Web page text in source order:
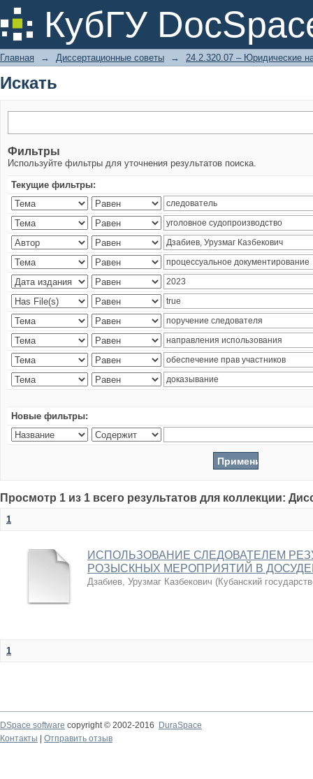
КубГУ
Искать
Главная → Диссертационные советы → 24.2.320.07 – Юридические
Искать
Фильтры
Используйте фильтры для уточнения результатов поиска.
Текущие фильтры:
Новые фильтры:
Просмотр 1 из 1 всего результатов для коллекции:
1
ИСПОЛЬЗОВАНИЕ СЛЕДОВАТЕЛЕМ
РОЗЫСКНЫХ МЕРОПРИЯТИЙ В
Дзабиев, Урузмаг Казбекович (Кубанский
1
DSpace software copyright © 2002-2016
DuraSpace
Контакты
Отправить отзыв